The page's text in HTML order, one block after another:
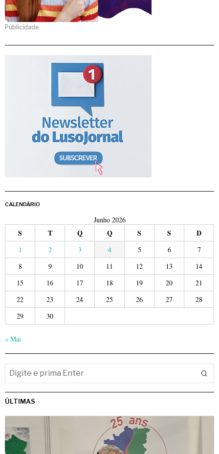
Publicidade
CALENDÁRIO
Junho 2026
S T Q Q S S D
1 2 3 4 5 6
7
8
9 10 11 12 13
14
15
16 17 18 19 20
21
22
23 24 25 26 27
28
29
30
« Mai
ÚLTIMAS